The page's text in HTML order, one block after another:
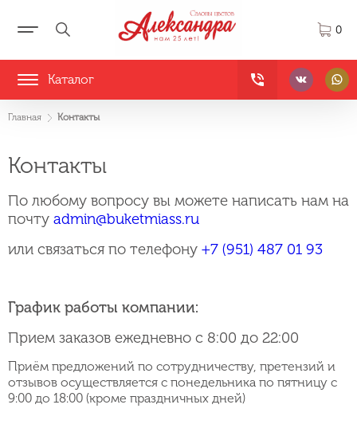
0
Каталог
Главная Контакты
Контакты
По любому вопросу вы можете написать нам на
почту admin@buketmiass.ru
или связаться по телефону +7 (951) 487 01 93
График работы компании:
Прием заказов ежедневно с 8:00 до 22:00
Приём предложений по сотрудничеству, претензий и
отзывов осуществляется с понедельника по пятницу с
9:00 до 18:00 (кроме праздничных дней)